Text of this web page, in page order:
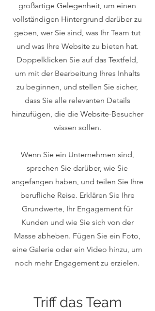
großartige Gelegenheit, um einen
vollständigen Hintergrund darüber zu
geben, wer Sie sind, was Ihr Team tut
und was Ihre Website zu bieten hat.
Doppelklicken Sie auf das Textfeld,
um mit der Bearbeitung Ihres Inhalts
zu beginnen, und stellen Sie sicher,
dass Sie alle relevanten Details
hinzufügen, die die Website-Besucher
wissen sollen.
Wenn Sie ein Unternehmen sind,
sprechen Sie darüber, wie Sie
angefangen haben, und teilen Sie Ihre
berufliche Reise. Erklären Sie Ihre
Grundwerte, Ihr Engagement für
Kunden und wie Sie sich von der
Masse abheben. Fügen Sie ein Foto,
eine Galerie oder ein Video hinzu, um
noch mehr Engagement zu erzielen.
Triff das Team